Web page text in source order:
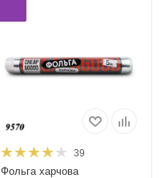
39
Фольга харчова